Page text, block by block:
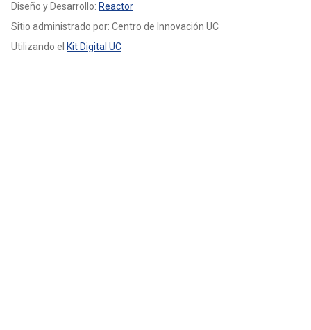
Diseño y Desarrollo: Reactor
Sitio administrado por: Centro de Innovación UC
Utilizando el Kit Digital UC